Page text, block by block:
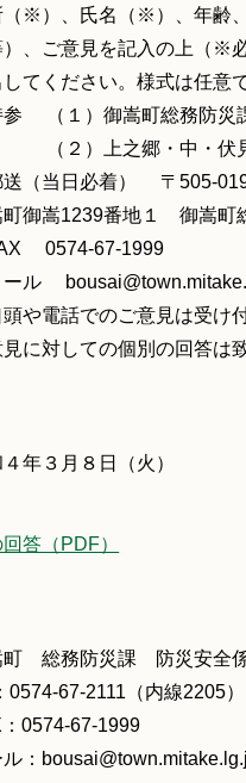
（※）、氏名（※）、年齢
）、ご意見を記入の上（※
てください。様式は任意で
（１）御嵩町総務防災
）上之郷・中・伏見
（当日必着） 〒505-
町御嵩1239番地１ 御嵩
0574-67-1999
ル
や電話でのご意見は受け
に対しての個別の回答は
年３月８日（火）
答（PDF）
町 総務防災課 防災安全
0574-67-2111（内線2205）
：0574-67-1999
ル：